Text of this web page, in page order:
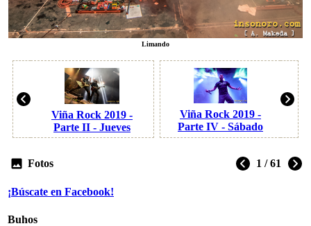
Limando
Viña Rock 2019 -
Parte II - Jueves
Viña Rock 2019 -
Parte IV - Sábado
Fotos 1 / 61
¡Búscate en Facebook!
Buhos